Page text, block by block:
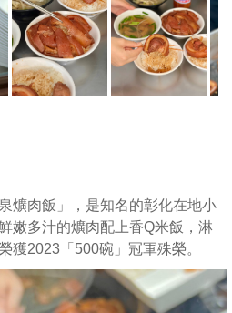
爌肉飯」，是知名的彰化在地小
嫩多汁的爌肉配上香Q米飯，淋
獲2023「500碗」冠軍殊榮。